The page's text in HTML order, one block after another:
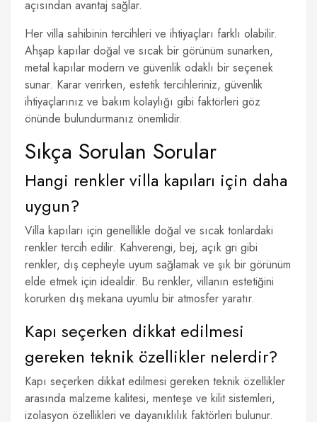
açısından avantaj sağlar.
Her villa sahibinin tercihleri ve ihtiyaçları farklı olabilir.
Ahşap kapılar doğal ve sıcak bir görünüm sunarken,
metal kapılar modern ve güvenlik odaklı bir seçenek
sunar. Karar verirken, estetik tercihleriniz, güvenlik
ihtiyaçlarınız ve bakım kolaylığı gibi faktörleri göz
önünde bulundurmanız önemlidir.
Sıkça Sorulan Sorular
Hangi renkler villa kapıları için daha
uygun?
Villa kapıları için genellikle doğal ve sıcak tonlardaki
renkler tercih edilir. Kahverengi, bej, açık gri gibi
renkler, dış cepheyle uyum sağlamak ve şık bir görünüm
elde etmek için idealdir. Bu renkler, villanın estetiğini
korurken dış mekana uyumlu bir atmosfer yaratır.
Kapı seçerken dikkat edilmesi
gereken teknik özellikler nelerdir?
Kapı seçerken dikkat edilmesi gereken teknik özellikler
arasında malzeme kalitesi, menteşe ve kilit sistemleri,
izolasyon özellikleri ve dayanıklılık faktörleri bulunur.